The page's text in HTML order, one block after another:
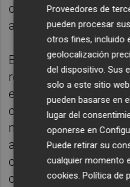
datos e información
animadversión hacia
En todas las
realizan entre
están los
compañías de
negociando, como
armas, ordenadores,
cualquier industria
caso del cine,
Proveedores de
pueden procesar
otros fines, incluido
geolocalización
del dispositivo. Sus
solo a este sitio
pueden basarse en
lugar del
oponerse en
Puede retirar su
cualquier momento
cookies .Política de